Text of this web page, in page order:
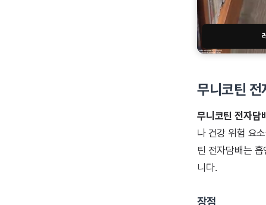
무니코틴
무니코틴 전자담
나 건강 위험 요
틴 전자담배는
니다.
장점